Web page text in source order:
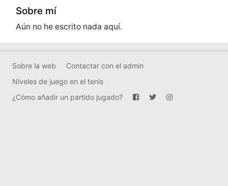
Sobre mí
Aún no he escrito nada aquí.
Sobre la web
Contactar con el admin
Niveles de juego en el tenis
¿Cómo añadir un partido jugado?